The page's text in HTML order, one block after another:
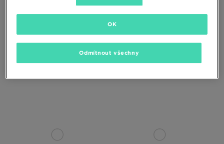
JORDAN ŠORTKY BROOKLYN
JORDAN ŠORTKY W BROOKLYN
FLEECE
Odmítnout všechny
OK